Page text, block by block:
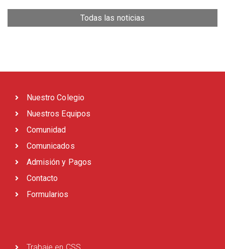
Todas las noticias
Nuestro Colegio
Nuestros Equipos
Comunidad
Comunicados
Admisión y Pagos
Contacto
Formularios